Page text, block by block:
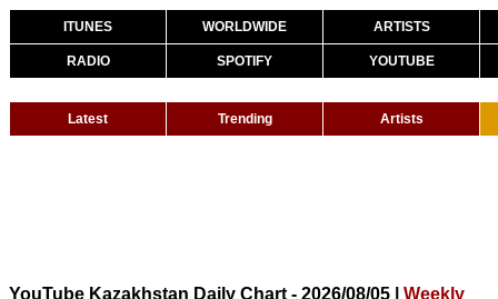
ITUNES WORLDWIDE ARTISTS
RADIO SPOTIFY YOUTUBE
Latest Trending Artists
YouTube Kazakhstan Daily Chart - 2026/08/05 | Weekly